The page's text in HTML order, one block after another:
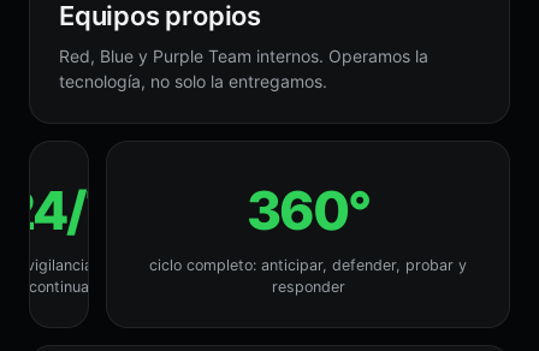
Equipos propios
Red, Blue y Purple Team internos. Operamos la
tecnología, no solo la entregamos.
24/7
vigilancia
continua
360°
ciclo completo: anticipar, defender, probar y
responder